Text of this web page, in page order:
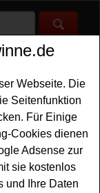
Webseite. Die
Seitenfunktion
Für Einige
Cookies dienen
Adsense zur
sie kostenlos
und Ihre Daten